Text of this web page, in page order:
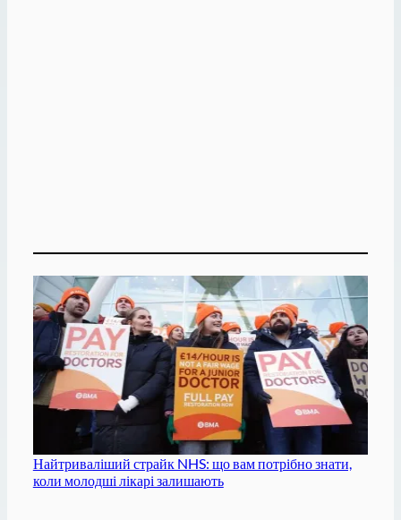
Найтриваліший страйк NHS: що вам потрібно знати,
коли молодші лікарі залишають